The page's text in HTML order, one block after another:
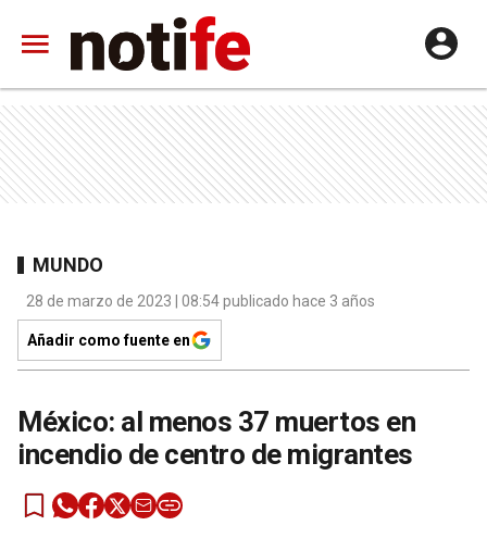
MUNDO
28 de marzo de 2023 | 08:54 publicado hace 3 años
Añadir como fuente en
México: al menos 37 muertos en
incendio de centro de migrantes